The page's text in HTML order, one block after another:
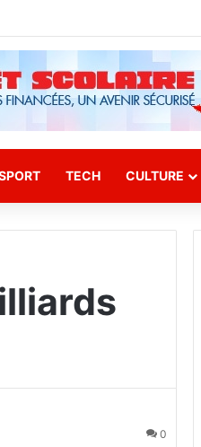
TECH CULTURE
0